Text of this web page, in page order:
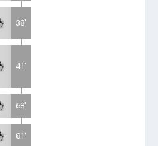
38'
41'
68'
81'